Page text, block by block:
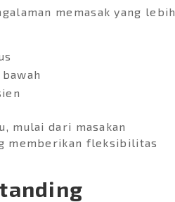
memasak yang lebih
mulai dari masakan
memberikan fleksibilitas